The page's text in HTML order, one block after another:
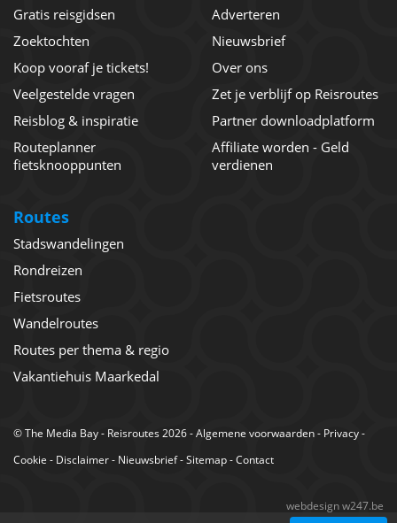
Gratis reisgidsen
Zoektochten
Koop vooraf je tickets!
Veelgestelde vragen
Reisblog & inspiratie
Routeplanner
fietsknooppunten
Adverteren
Nieuwsbrief
Over ons
Zet je verblijf op Reisroutes
Partner downloadplatform
Affiliate worden - Geld
verdienen
Routes
Stadswandelingen
Rondreizen
Fietsroutes
Wandelroutes
Routes per thema & regio
Vakantiehuis Maarkedal
©The Media Bay- Reisroutes 2026 -Algemene voorwaarden- Privacy-
Cookie - Disclaimer- Nieuwsbrief-Sitemap-Contact
webdesign w247.be